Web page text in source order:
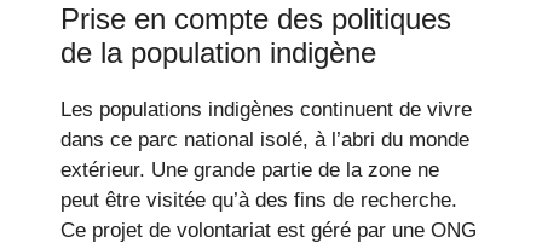
Prise en compte des politiques
de la population indigène
Les populations indigènes continuent de vivre
dans ce parc national isolé, à l’abri du monde
extérieur. Une grande partie de la zone ne
peut être visitée qu’à des fins de recherche.
Ce projet de volontariat est géré par une ONG